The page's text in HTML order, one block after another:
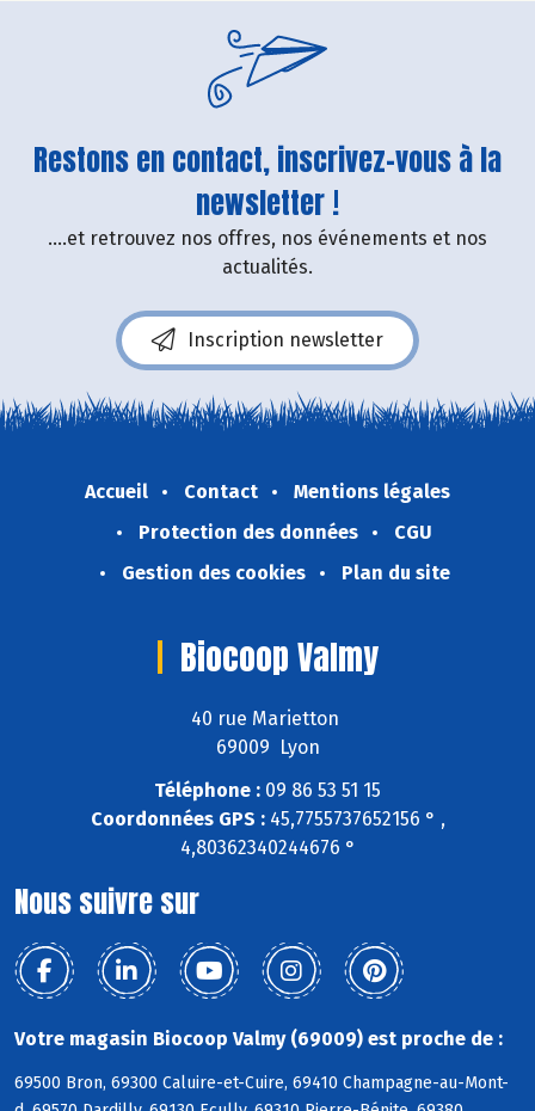
Restons en contact, inscrivez-vous à la
newsletter !
....et retrouvez nos offres, nos événements et nos
actualités.
Inscription newsletter
Accueil Contact
Mentions légales
Protection des données
CGU
Gestion des cookies
Plan du site
Biocoop Valmy
40 rue Marietton
69009 Lyon
Téléphone : 09 86 53 51 15
Coordonnées GPS :45,7755737652156 ° ,
4,80362340244676 °
Nous suivre sur
Votre magasin Biocoop Valmy (69009) est proche de :
69500 Bron, 69300 Caluire-et-Cuire, 69410 Champagne-au-Mont-